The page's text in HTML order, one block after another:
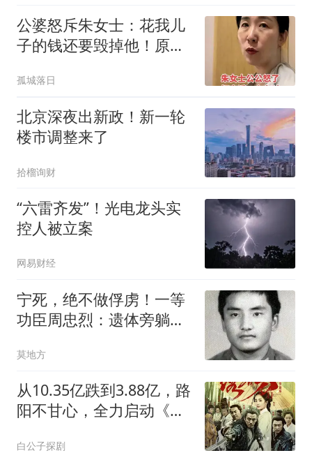
公婆怒斥朱女士：花我儿
子的钱还要毁掉他！原配
孤城落日
北京深夜出新政！新一轮
楼市调整来了
拾榴询财
“六雷齐发”！光电龙头实
控人被立案
网易财经
宁死，绝不做俘虏！一等
功臣周忠烈：遗体旁躺着
莫地方
从10.35亿跌到3.88亿，路
阳不甘心，全力启动《绣
白公子探剧